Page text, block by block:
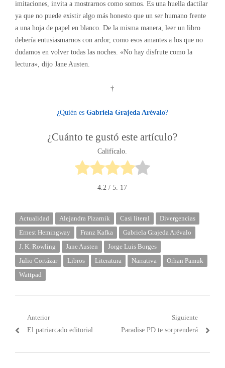
imitaciones, invita a mostrarnos como somos. Es una huella dactilar
ya que no puede existir algo más honesto que un ser humano frente
a una hoja de papel en blanco. De la misma manera, leer un libro
debería entusiasmarnos con ardor, como esos amantes a los que no
dudamos en volver todas las noches. «No hay disfrute como la
lectura», dijo Jane Austen.
†
¿Quién es Gabriela Grajeda Arévalo?
¿Cuánto te gustó este artículo?
Califícalo.
4.2 / 5. 17
Actualidad Alejandra Pizarnik Casi literal
Divergencias
Ernest Hemingway
Franz Kafka
Gabriela Grajeda Arévalo
J. K. Rowling
Jane Austen
Jorge Luis Borges
Julio Cortázar
Libros Literatura Narrativa
Orhan Pamuk
Wattpad
Navegación
entradas
Anterior
Post
El patriarcado editorial
Siguiente
Próximo
Paradise PD te sorprenderá